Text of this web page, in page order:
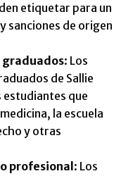
etiquetar para un
sanciones de origen
: Los
de Sallie
estudiantes que
la escuela
y otras
profesional : Los